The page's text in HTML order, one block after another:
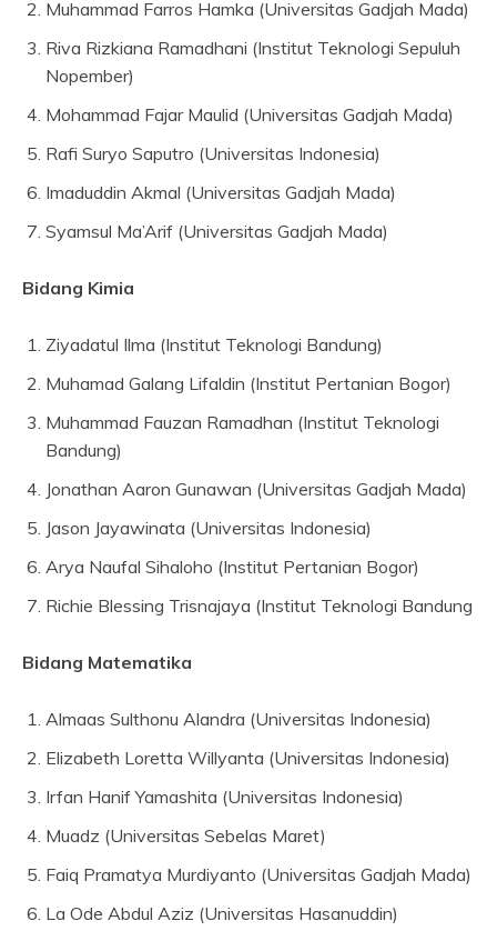
Muhammad Farros Hamka (Universitas Gadjah Mada)
Riva Rizkiana Ramadhani (Institut Teknologi Sepuluh
Nopember)
Mohammad Fajar Maulid (Universitas Gadjah Mada)
Rafi Suryo Saputro (Universitas Indonesia)
Imaduddin Akmal (Universitas Gadjah Mada)
Syamsul Ma’Arif (Universitas Gadjah Mada)
Bidang Kimia
Ziyadatul Ilma (Institut Teknologi Bandung)
Muhamad Galang Lifaldin (Institut Pertanian Bogor)
Muhammad Fauzan Ramadhan (Institut Teknologi
Bandung)
Jonathan Aaron Gunawan (Universitas Gadjah Mada)
Jason Jayawinata (Universitas Indonesia)
Arya Naufal Sihaloho (Institut Pertanian Bogor)
Richie Blessing Trisnajaya (Institut Teknologi Bandung
Bidang Matematika
Almaas Sulthonu Alandra (Universitas Indonesia)
Elizabeth Loretta Willyanta (Universitas Indonesia)
Irfan Hanif Yamashita (Universitas Indonesia)
Muadz (Universitas Sebelas Maret)
Faiq Pramatya Murdiyanto (Universitas Gadjah Mada)
La Ode Abdul Aziz (Universitas Hasanuddin)